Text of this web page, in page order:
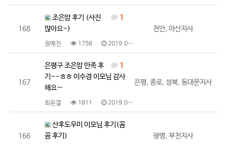
168
1
조은맘 후기 (사진
많아요~)
권예진 1758 2019.05.14
천안, 아산지사
167
1
은평구 조은맘 만족 후
기~~ㅎㅎ 이수경 이모님 감사
해요…
최은결 1811 2019.05.14
은평, 종로, 성북, 동대문지사
166
산후도우미 이모님 후기(꼼
꼼 후기)
광명, 부천지사